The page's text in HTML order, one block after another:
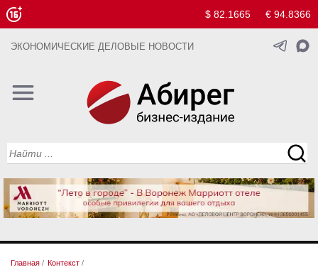
$ 82.1665 € 94.8366
ЭКОНОМИЧЕСКИЕ ДЕЛОВЫЕ НОВОСТИ
Главная / Контекст /